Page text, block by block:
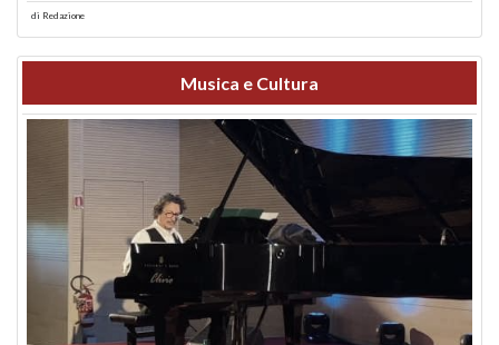
di Redazione
Musica e Cultura